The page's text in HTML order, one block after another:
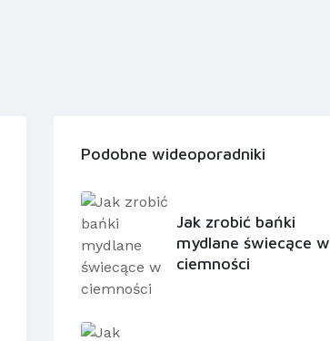
Podobne wideoporadniki
Jak zrobić bańki
mydlane świecące w
ciemności